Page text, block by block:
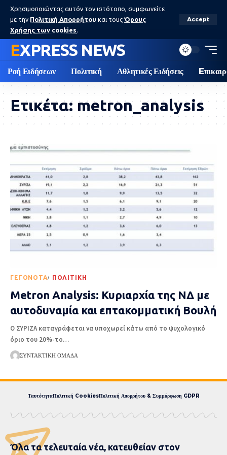
Χρησιμοποιώντας αυτόν τον ιστότοπο, συμφωνείτε
με την Πολιτική Απορρήτου και τους Όρους
Χρήσης των cookies.
Accept
EXPRESS NEWS
Ροή Ειδήσεων Πολιτική Αθλητικές Ειδήσεις
Ετικέτα: metron_analysis
ΓΕΓΟΝΌΤΑ ΠΟΛΙΤΙΚΉ
Metron Analysis: Κυριαρχία της ΝΔ με
αυτοδυναμία και επτακομματική Βουλή
Ο ΣΥΡΙΖΑ καταγράφεται να υποχωρεί κάτω από το ψυχολογικό
όριο του 20%-το…
ΣΥΝΤΑΚΤΙΚΉ ΟΜΆΔΑ
ΤαυτότηταΠολιτική CookiesΠολιτική Απορρήτου & Συμμόρφωση GDPR
Όλα τα τελευταία νέα, κατευθείαν στον